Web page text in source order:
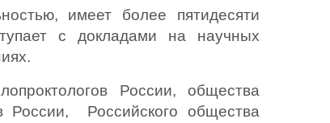
имеет более пятидесяти
с докладами на научных
России, общества
России,  Российского общества